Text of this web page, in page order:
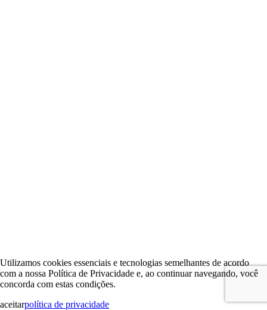
Utilizamos cookies essenciais e tecnologias semelhantes de acordo
com a nossa Política de Privacidade e, ao continuar navegando, você
concorda com estas condições.
aceitarpolítica de privacidade